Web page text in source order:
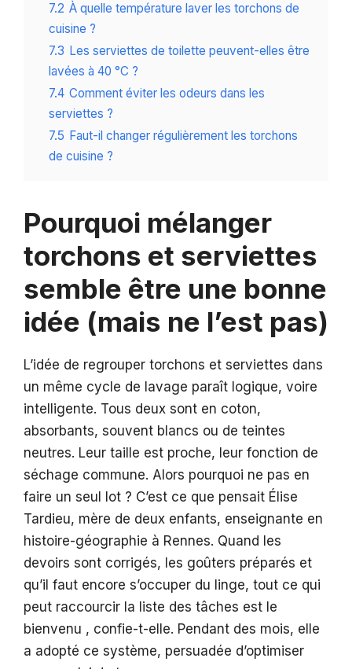
7.2 À quelle température laver les torchons de
cuisine ?
7.3 Les serviettes de toilette peuvent-elles être
lavées à 40 °C ?
7.4 Comment éviter les odeurs dans les
serviettes ?
7.5 Faut-il changer régulièrement les torchons
de cuisine ?
Pourquoi mélanger
torchons et serviettes
semble être une bonne
idée (mais ne l’est pas)
L’idée de regrouper torchons et serviettes dans
un même cycle de lavage paraît logique, voire
intelligente. Tous deux sont en coton,
absorbants, souvent blancs ou de teintes
neutres. Leur taille est proche, leur fonction de
séchage commune. Alors pourquoi ne pas en
faire un seul lot ? C’est ce que pensait Élise
Tardieu, mère de deux enfants, enseignante en
histoire-géographie à Rennes. Quand les
devoirs sont corrigés, les goûters préparés et
qu’il faut encore s’occuper du linge, tout ce qui
peut raccourcir la liste des tâches est le
bienvenu , confie-t-elle. Pendant des mois, elle
a adopté ce système, persuadée d’optimiser